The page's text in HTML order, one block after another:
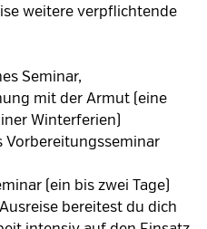
weitere verpflichtende
Seminar,
mit der Armut (eine
Winterferien)
Vorbereitungsseminar
(ein bis zwei Tage)
bereitest du dich